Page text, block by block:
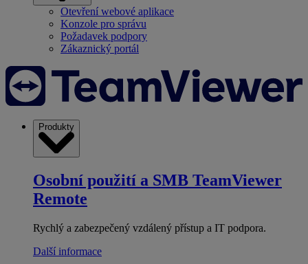
Otevření webové aplikace
Konzole pro správu
Požadavek podpory
Zákaznický portál
Produkty
Osobní použití a SMB TeamViewer
Remote
Rychlý a zabezpečený vzdálený přístup a IT podpora.
Další informace